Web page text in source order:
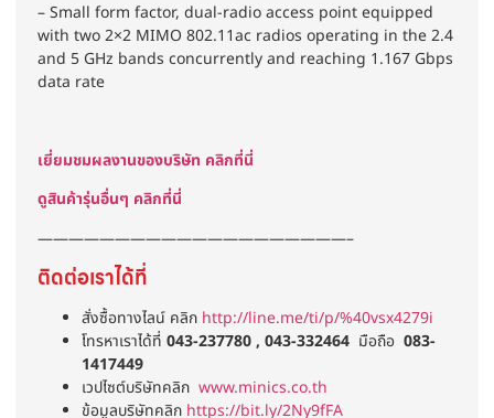
– Small form factor, dual-radio access point equipped
with two 2×2 MIMO 802.11ac radios operating in the 2.4
and 5 GHz bands concurrently and reaching 1.167 Gbps
data rate
เยี่ยมชมผลงานของบริษัท คลิกที่นี่
ดูสินค้ารุ่นอื่นๆ คลิกที่นี่
————————————————————–
ติดต่อเราได้ที่
สั่งซื้อทางไลน์ คลิก http://line.me/ti/p/%40vsx4279i
โทรหาเราได้ที่ 043-237780 , 043-332464 มือถือ 083-
1417449
เวปไซต์บริษัทคลิก www.minics.co.th
ข้อมูลบริษัทคลิก https://bit.ly/2Ny9fFA